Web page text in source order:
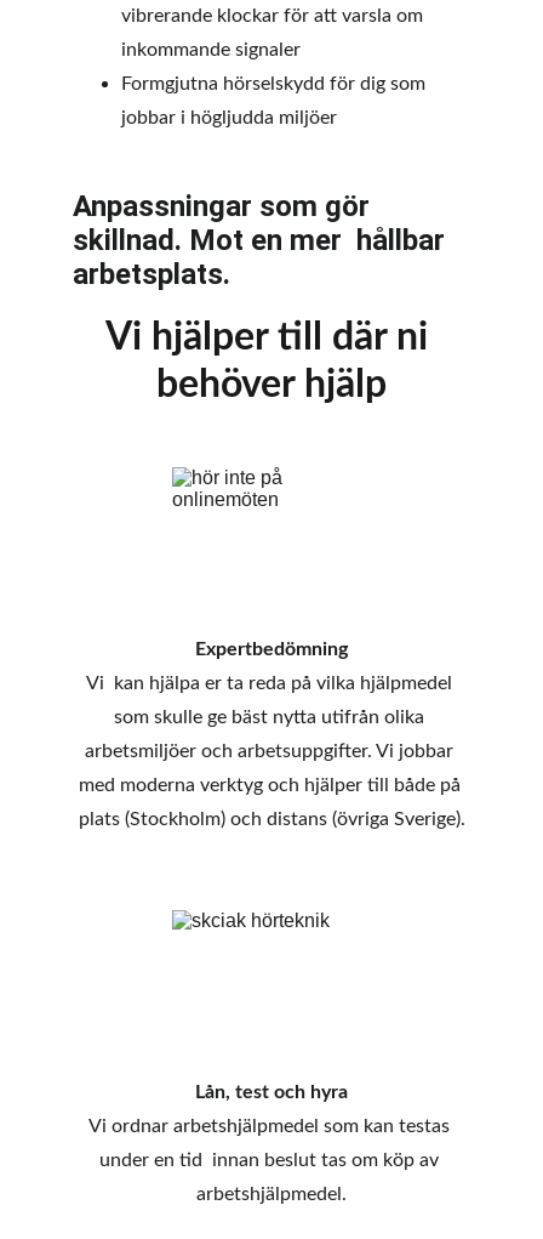
vibrerande klockar för att varsla om
inkommande signaler
Formgjutna hörselskydd för dig som
jobbar i högljudda miljöer
Anpassningar som gör
skillnad. Mot en mer  hållbar
arbetsplats.
Vi hjälper till där ni
behöver hjälp
Expertbedömning
Vi  kan hjälpa er ta reda på vilka hjälpmedel
som skulle ge bäst nytta utifrån olika
arbetsmiljöer och arbetsuppgifter. Vi jobbar
med moderna verktyg och hjälper till både på
plats (Stockholm) och distans (övriga Sverige).
Lån, test och hyra
Vi ordnar arbetshjälpmedel som kan testas
under en tid  innan beslut tas om köp av
arbetshjälpmedel.